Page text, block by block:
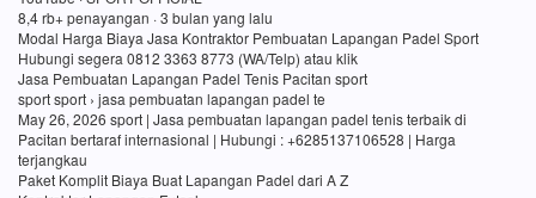
8,4 rb+ penayangan · 3 bulan yang lalu
Modal Harga Biaya Jasa Kontraktor Pembuatan Lapangan Padel Sport
Hubungi segera 0812 3363 8773 (WA/Telp) atau klik
Jasa Pembuatan Lapangan Padel Tenis Pacitan sport
sport sport › jasa pembuatan lapangan padel te
May 26, 2026 sport | Jasa pembuatan lapangan padel tenis terbaik di
Pacitan bertaraf internasional | Hubungi : +6285137106528 | Harga
terjangkau
Paket Komplit Biaya Buat Lapangan Padel dari A Z